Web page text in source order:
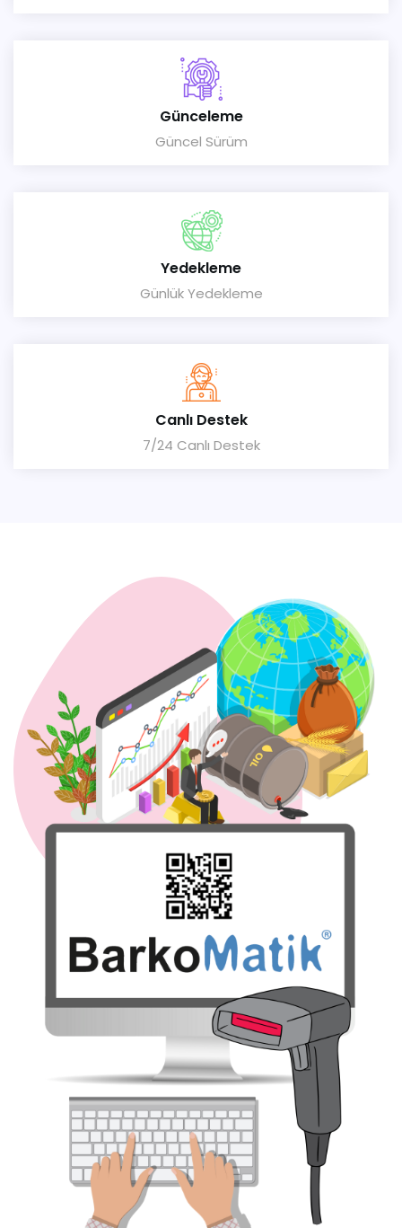
Günceleme
Güncel Sürüm
Yedekleme
Günlük Yedekleme
Canlı Destek
7/24 Canlı Destek